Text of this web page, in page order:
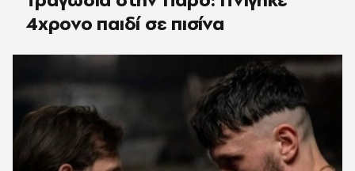
4χρονο παιδί σε πισίνα